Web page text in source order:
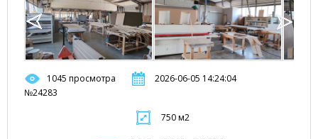
1045 просмотра
2026-06-05 14:24:04
№24283
750 м2